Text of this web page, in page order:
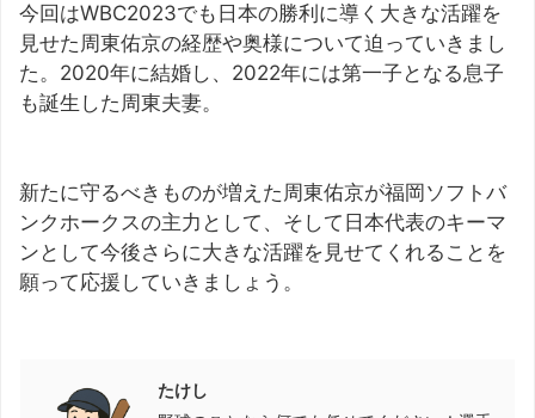
今回はWBC2023でも日本の勝利に導く大きな活躍を
見せた周東佑京の経歴や奥様について迫っていきまし
た。2020年に結婚し、2022年には第一子となる息子
も誕生した周東夫妻。
新たに守るべきものが増えた周東佑京が福岡ソフトバ
ンクホークスの主力として、そして日本代表のキーマ
ンとして今後さらに大きな活躍を見せてくれることを
願って応援していきましょう。
たけし